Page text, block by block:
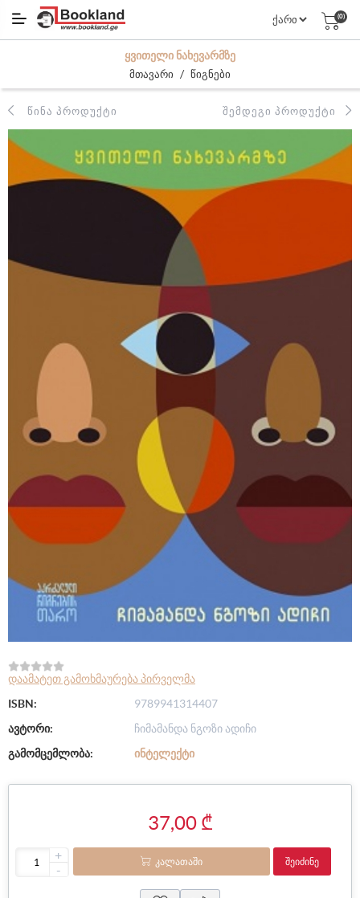
(0)
ᲧᲕᲘᲗᲔᲚᲘ ᲜᲐᲮᲔᲕᲐᲠᲛᲖᲔ
მთავარი / წიგნები
ᲬᲘᲜᲐ ᲞᲠᲝᲓᲣᲥᲢᲘ ᲨᲔᲛᲓᲔᲒᲘ ᲞᲠᲝᲓᲣᲥᲢᲘ
დაამატეთ გამოხმაურება პირველმა
ISBN:
9789941314407
ავტორი:
ჩიმამანდა ნგოზი ადიჩი
გამომცემლობა:
ᲘᲜᲢᲔᲚᲔᲥᲢᲘ
37,00 ₾
+
-
ᲙᲐᲚᲐᲗᲐᲨᲘ ᲨᲔᲘᲫᲘᲜᲔ